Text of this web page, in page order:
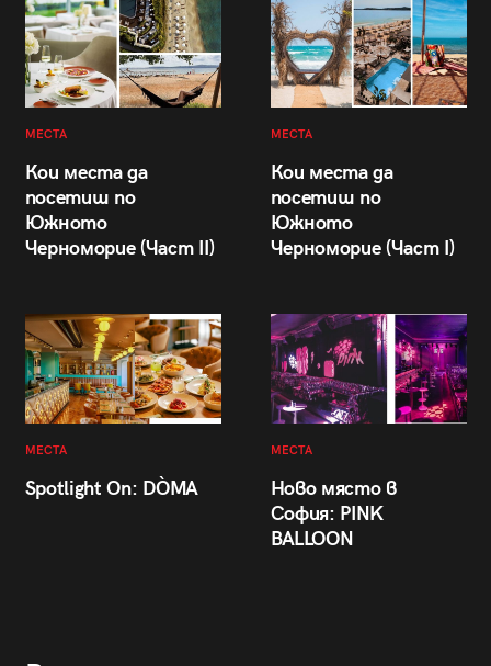
МЕСТА
Кои места да
посетиш по
Южното
Черноморие (Част II)
МЕСТА
Кои места да
посетиш по
Южното
Черноморие (Част I)
МЕСТА
Spotlight On: DÒMA
МЕСТА
Ново място в
София: PINK
BALLOON